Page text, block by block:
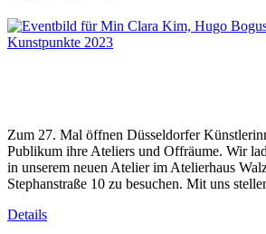
Zum 27. Mal öffnen Düsseldorfer
Publikum ihre Ateliers und Offräume. Wir
in unserem neuen Atelier im Atelierhaus
Stephanstraße 10 zu besuchen. Mit uns
Details